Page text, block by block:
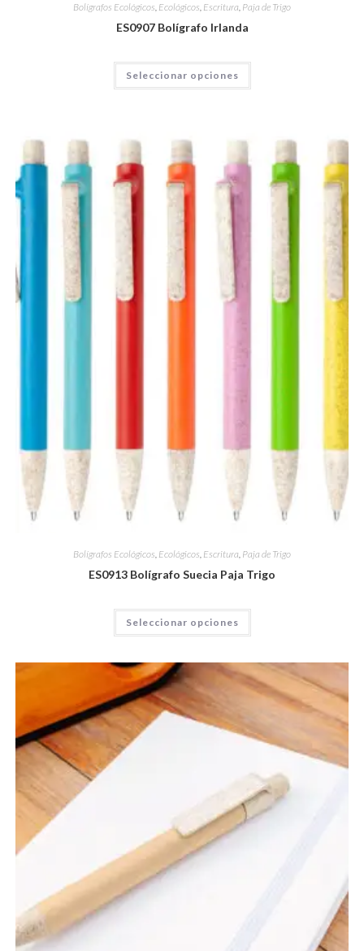
Bolígrafos Ecológicos, Ecológicos, Escritura, Paja de Trigo
ES0907 Bolígrafo Irlanda
Seleccionar opciones
Bolígrafos Ecológicos Ecológicos Escritura Paja de Trigo
ES0913 Bolígrafo Suecia Paja Trigo
Seleccionar opciones